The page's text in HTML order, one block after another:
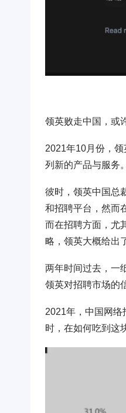
领英败走中国，或
2021年10月份，
列新的产品与服务。
彼时，领英中国总
和招聘平台，然而
而在招聘方面，尤
略，领英大概给出
两年时间过去，一
领英对招聘市场的
2021年，中国网络
时，在如何吃到这